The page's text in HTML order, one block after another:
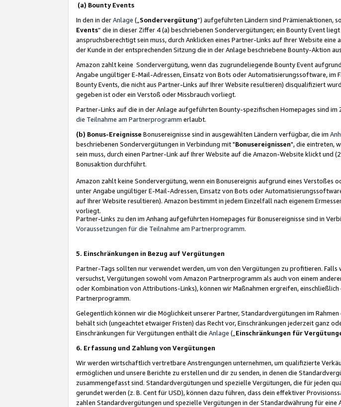
(a) Bounty Events
In den in derAnlage („ Sondervergütung“) aufgeführten Ländern sind Prämienaktionen,
Events“ die in dieser Ziffer 4 (a) beschriebenen Sondervergütungen; ein Bounty Event
anspruchsberechtigt sein muss, durch Anklicken eines Partner-Links auf Ihrer Website
der Kunde in der entsprechenden Sitzung die in der Anlage beschriebene Bounty-Aktion
Amazon zahlt keine Sondervergütung, wenn das zugrundeliegende Bounty Event
Angabe ungültiger E-Mail-Adressen, Einsatz von Bots oder Automatisierungssoftware, im
Bounty Events, die nicht aus Partner-Links auf Ihrer Website resultieren) disqualifiziert
gegeben ist oder ein Verstoß oder Missbrauch vorliegt.
Partner-Links auf die in der Anlage aufgeführten Bounty-spezifischen Homepages sind
die Teilnahme am Partnerprogramm erlaubt.
(b) Bonus-Ereignisse Bonusereignisse sind in ausgewählten Ländern verfügbar, die im
beschriebenen Sondervergütungen in Verbindung mit "Bonusereignissen", die eintreten,
sein muss, durch einen Partner-Link auf Ihrer Website auf die Amazon-Website klickt und
Bonusaktion durchführt.
Amazon zahlt keine Sondervergütung, wenn ein Bonusereignis aufgrund eines Verstoßes
unter Angabe ungültiger E-Mail-Adressen, Einsatz von Bots oder
auf Ihrer Website resultieren). Amazon bestimmt in jedem Einzelfall nach eigenem
vorliegt.
Partner-Links zu den im Anhang aufgeführten Homepages für Bonusereignisse sind in
Voraussetzungen für die Teilnahme am Partnerprogramm.
5. Einschränkungen in Bezug auf Vergütungen
Partner-Tags sollten nur verwendet werden, um von den Vergütungen zu profitieren.
versuchst, Vergütungen sowohl vom Amazon Partnerprogramm als auch von einem
oder Kombination von Attributions-Links), können wir Maßnahmen ergreifen,
Partnerprogramm.
Gelegentlich können wir die Möglichkeit unserer Partner, Standardvergütungen im
behält sich (ungeachtet etwaiger Fristen) das Recht vor, Einschränkungen jederzeit ganz
Einschränkungen für Vergütungen enthält die Anlage („ Einschränkungen für
6. Erfassung und Zahlung von Vergütungen
Wir werden wirtschaftlich vertretbare Anstrengungen unternehmen, um qualifizierte
ermöglichen und unsere Berichte zu erstellen und dir zu senden, in denen die
zusammengefasst sind. Standardvergütungen und spezielle Vergütungen, die für jeden
gerundet werden (z. B. Cent für USD), können dazu führen, dass dein effektiver
zahlen Standardvergütungen und spezielle Vergütungen in der Standardwährung für